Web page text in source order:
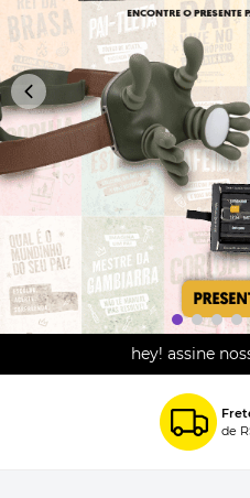
hey! assine
de